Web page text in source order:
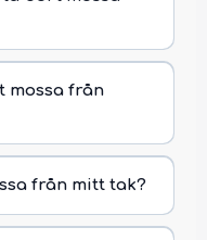
mossa från
från mitt tak?